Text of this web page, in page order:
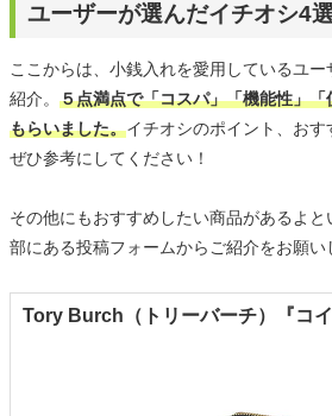
ユーザーが選んだイチオシ4
ここからは、小銭入れを愛用しているユ
紹介。 ５点満点で「コスパ」「機能性」
もらいました。イチオシのポイント、お
ぜひ参考にしてください！
その他にもおすすめしたい商品があるよ
部にある投稿フォームからご紹介をお願い
Tory Burch（トリーバーチ）『コイ